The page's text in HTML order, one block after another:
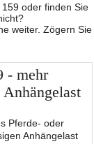
oder finden Sie
weiter. Zögern Sie
- mehr
Pferde- oder
Anhängelast